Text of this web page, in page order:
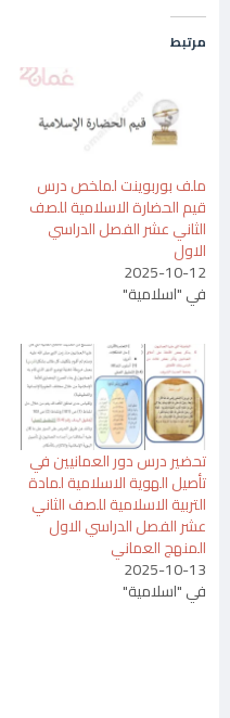
مرتبط
ملف بوربوينت لملخص درس
قيم الحضارة الاسلامية للصف
الثاني عشر الفصل الدراسي
الاول
2025-10-12
في "اسلامية"
تحضير درس دور العمانيين في
تأصيل الهوية الاسلامية لمادة
التربية الاسلامية للصف الثاني
عشر الفصل الدراسي الاول
المنهج العماني
2025-10-13
في "اسلامية"